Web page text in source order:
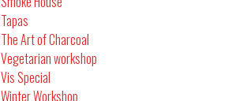
Tapas
The Art of Charcoal
Vegetarian workshop
Vis Special
Winter Workshop